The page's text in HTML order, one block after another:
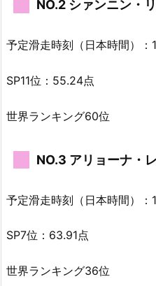
NO.2 シァンニン・
予定滑走時刻（日本時間）
SP11位：55.24点
世界ランキング60位
NO.3 アリョーナ・
予定滑走時刻（日本時間）：
SP7位：63.91点
世界ランキング36位